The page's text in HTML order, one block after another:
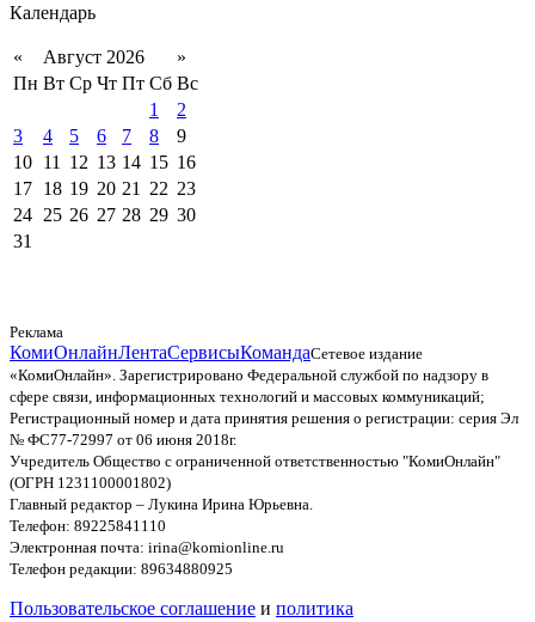
Календарь
« Август 2026
»
Пн Вт Ср Чт Пт Сб Вс
1
2
3
4 5 6 7 8
9
10 11 12 13 14 15 16
17 18 19 20 21 22 23
24 25 26 27 28 29 30
31
Реклама
КомиОнлайнЛентаСервисыКомандаСетевое издание
«КомиОнлайн». Зарегистрировано Федеральной службой по надзору в
сфере связи, информационных технологий и массовых коммуникаций;
Регистрационный номер и дата принятия решения о регистрации: серия Эл
№ ФС77-72997 от 06 июня 2018г.
Учредитель Общество с ограниченной ответственностью "КомиОнлайн"
(ОГРН 1231100001802)
Главный редактор – Лукина Ирина Юрьевна.
Телефон: 89225841110
Электронная почта: irina@komionline.ru
Телефон редакции: 89634880925
Пользовательское соглашение и политика